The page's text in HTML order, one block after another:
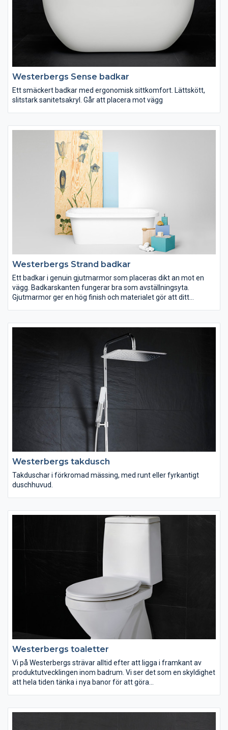
Westerbergs Sense badkar
Ett smäckert badkar med ergonomisk sittkomfort. Lättskött,
slitstark sanitetsakryl. Går att placera mot vägg
Westerbergs Strand badkar
Ett badkar i genuin gjutmarmor som placeras dikt an mot en
vägg. Badkarskanten fungerar bra som avställningsyta.
Gjutmarmor ger en hög finish och materialet gör att ditt
Westerbergs takdusch
Takduschar i förkromad mässing, med runt eller fyrkantigt
duschhuvud.
Westerbergs toaletter
Vi på Westerbergs strävar alltid efter att ligga i framkant av
produktutvecklingen inom badrum. Vi ser det som en skyldighet
att hela tiden tänka i nya banor för att göra
lättstädad vägghängd.